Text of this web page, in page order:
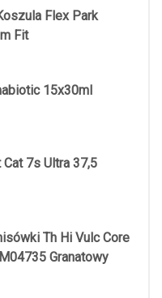
Flex Park
Fit
15x30ml
7s Ultra 37,5
Th Hi Vulc Core
Granatowy